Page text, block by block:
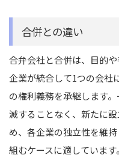
合併との違い
合弁会社と合併は、目的
企業が統合して1つの会社
の権利義務を承継します
滅することなく、新たに
め、各企業の独立性を維
組むケースに適しています。